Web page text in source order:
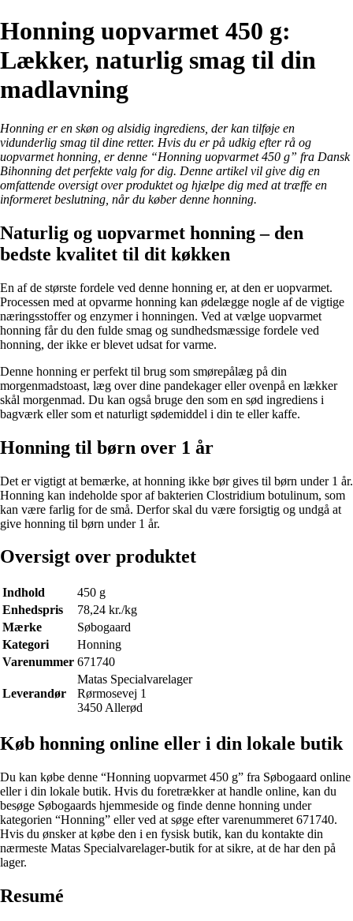
Honning uopvarmet 450 g:
Lækker, naturlig smag til din
madlavning
Honning er en skøn og alsidig ingrediens, der kan tilføje en
vidunderlig smag til dine retter. Hvis du er på udkig efter rå og
uopvarmet honning, er denne “Honning uopvarmet 450 g” fra Dansk
Bihonning det perfekte valg for dig. Denne artikel vil give dig en
omfattende oversigt over produktet og hjælpe dig med at træffe en
informeret beslutning, når du køber denne honning.
Naturlig og uopvarmet honning – den
bedste kvalitet til dit køkken
En af de største fordele ved denne honning er, at den er uopvarmet.
Processen med at opvarme honning kan ødelægge nogle af de vigtige
næringsstoffer og enzymer i honningen. Ved at vælge uopvarmet
honning får du den fulde smag og sundhedsmæssige fordele ved
honning, der ikke er blevet udsat for varme.
Denne honning er perfekt til brug som smørepålæg på din
morgenmadstoast, læg over dine pandekager eller ovenpå en lækker
skål morgenmad. Du kan også bruge den som en sød ingrediens i
bagværk eller som et naturligt sødemiddel i din te eller kaffe.
Honning til børn over 1 år
Det er vigtigt at bemærke, at honning ikke bør gives til børn under 1 år.
Honning kan indeholde spor af bakterien Clostridium botulinum, som
kan være farlig for de små. Derfor skal du være forsigtig og undgå at
give honning til børn under 1 år.
Oversigt over produktet
Indhold
450 g
Enhedspris
78,24 kr./kg
Mærke
Søbogaard
Kategori
Honning
Varenummer 671740
Leverandør
Matas Specialvarelager
Rørmosevej 1
3450 Allerød
Køb honning online eller i din lokale butik
Du kan købe denne “Honning uopvarmet 450 g” fra Søbogaard online
eller i din lokale butik. Hvis du foretrækker at handle online, kan du
besøge Søbogaards hjemmeside og finde denne honning under
kategorien “Honning” eller ved at søge efter varenummeret 671740.
Hvis du ønsker at købe den i en fysisk butik, kan du kontakte din
nærmeste Matas Specialvarelager-butik for at sikre, at de har den på
lager.
Resumé